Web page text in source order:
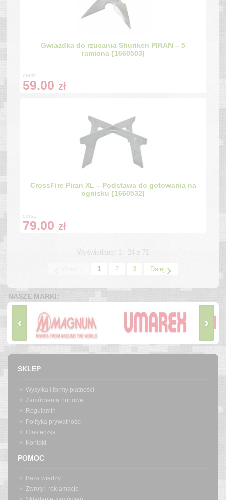
Gwiazdka do rzucania Shuriken PIRAN – 5
ramiona (1660503)
cena:
59.00 zł
CrossFire Piran XL – Podstawa do gotowania na
ognisku (1660532)
cena:
79.00 zł
Wyświetlane: 1 - 24 z 71
1 2 3 Dalej ›
NASZE MARKI:
‹ ›
SKLEP
Wysyłka i formy płatności
Zamówienia hurtowe
Regulamin
Polityka prywatności
Ciasteczka
Kontakt
POMOC
Baza wiedzy
Zwroty i reklamacje